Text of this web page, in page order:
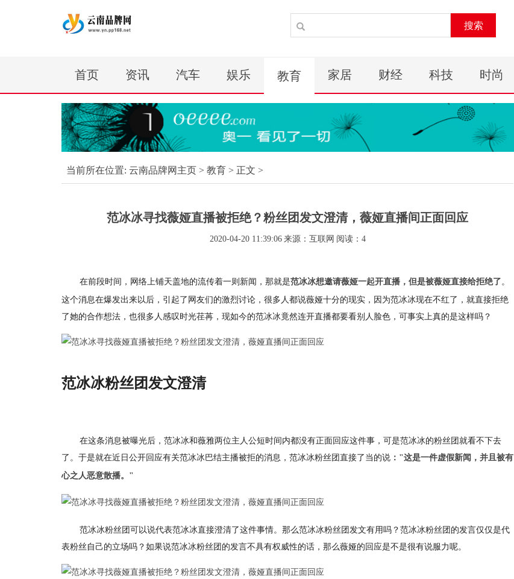
搜索
首页 资讯 汽车 娱乐 教育 家居 财经 科技 时尚
当前所在位置: 云南品牌网主页 > 教育 > 正文 >
范冰冰寻找薇娅直播被拒绝？粉丝团发文澄清，薇娅直播间正面回应
2020-04-20 11:39:06 来源：互联网 阅读：4
在前段时间，网络上铺天盖地的流传着一则新闻，那就是范冰冰想邀请薇娅一起开直播，但是被薇娅直接给拒绝了。
这个消息在爆发出来以后，引起了网友们的激烈讨论，很多人都说薇娅十分的现实，因为范冰冰现在不红了，就直接拒绝
了她的合作想法，也很多人感叹时光荏苒，现如今的范冰冰竟然连开直播都要看别人脸色，可事实上真的是这样吗？
范冰冰粉丝团发文澄清
在这条消息被曝光后，范冰冰和薇雅两位主人公短时间内都没有正面回应这件事，可是范冰冰的粉丝团就看不下去
了。于是就在近日公开回应有关范冰冰巴结主播被拒的消息，范冰冰粉丝团直接了当的说 ："这是一件虚假新闻，并且被有
心之人恶意散播。"
范冰冰粉丝团可以说代表范冰冰直接澄清了这件事情。那么范冰冰粉丝团发文有用吗？范冰冰粉丝团的发言仅仅是代
表粉丝自己的立场吗？如果说范冰冰粉丝团的发言不具有权威性的话，那么薇娅的回应是不是很有说服力呢。